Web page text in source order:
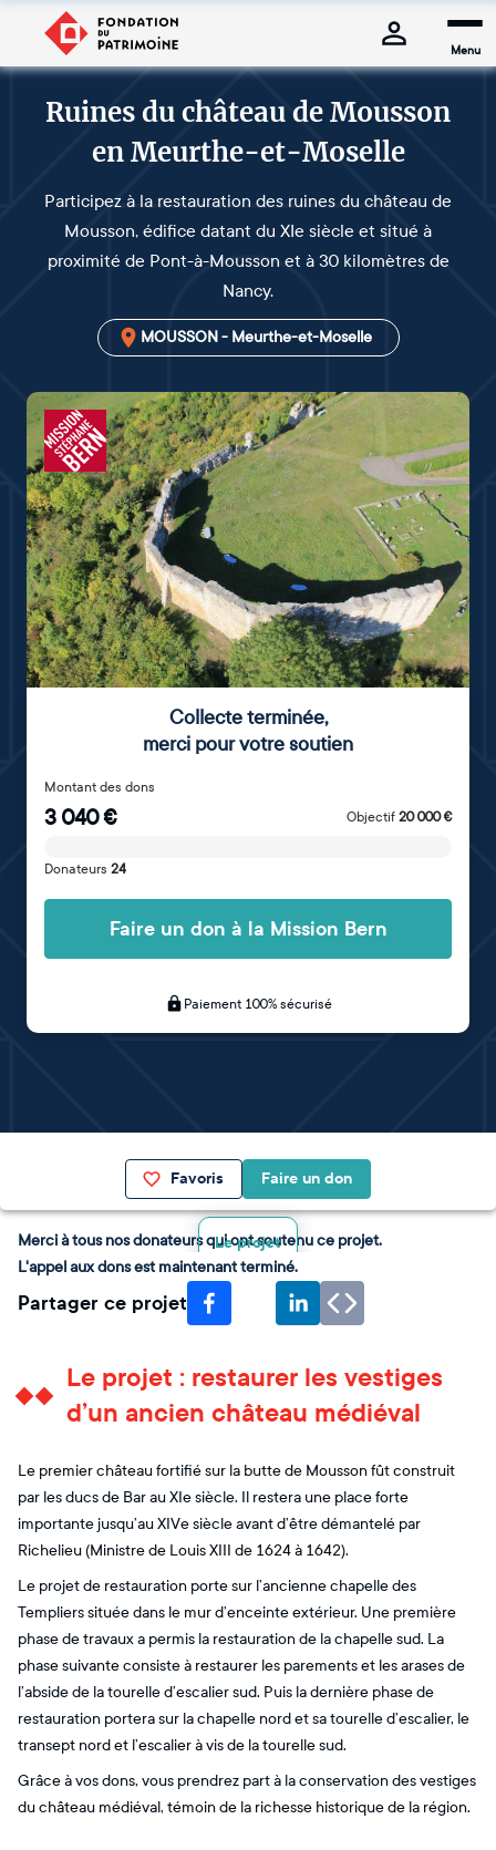
Menu
Ruines du château de Mousson
en Meurthe-et-Moselle
Participez à la restauration des ruines du château de
Mousson, édifice datant du XIe siècle et situé à
proximité de Pont-à-Mousson et à 30 kilomètres de
Nancy.
MOUSSON - Meurthe-et-Moselle
Collecte terminée,
merci pour votre soutien
Montant des dons
3 040€ Objectif 20 000€
Donateurs 24
Faire un don à la Mission Bern
Paiement 100% sécurisé
Favoris Faire un don
Le projet
Merci à tous nos donateurs qui ont soutenu ce projet.
L'appel aux dons est maintenant terminé.
Partager ce projet
Le projet : restaurer les vestiges
d’un ancien château médiéval
Le premier château fortifié sur la butte de Mousson fût construit
par les ducs de Bar au XIe siècle. Il restera une place forte
importante jusqu’au XIVe siècle avant d’être démantelé par
Richelieu (Ministre de Louis XIII de 1624 à 1642).
Le projet de restauration porte sur l’ancienne chapelle des
Templiers située dans le mur d’enceinte extérieur. Une première
phase de travaux a permis la restauration de la chapelle sud. La
phase suivante consiste à restaurer les parements et les arases de
l’abside de la tourelle d’escalier sud. Puis la dernière phase de
restauration portera sur la chapelle nord et sa tourelle d’escalier, le
transept nord et l’escalier à vis de la tourelle sud.
Grâce à vos dons, vous prendrez part à la conservation des vestiges
du château médiéval, témoin de la richesse historique de la région.